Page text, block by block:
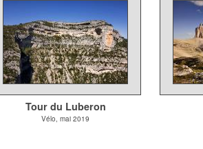
Tour du Luberon
Vélo, mai 2019